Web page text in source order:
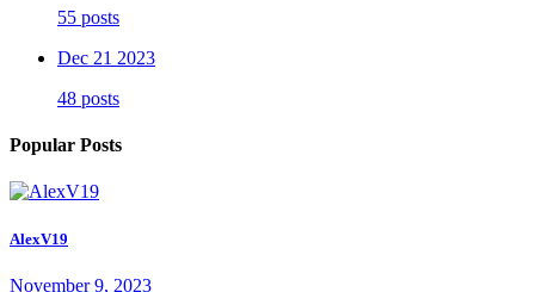
55 posts
Dec 21 2023
48 posts
Popular Posts
AlexV19
November 9, 2023